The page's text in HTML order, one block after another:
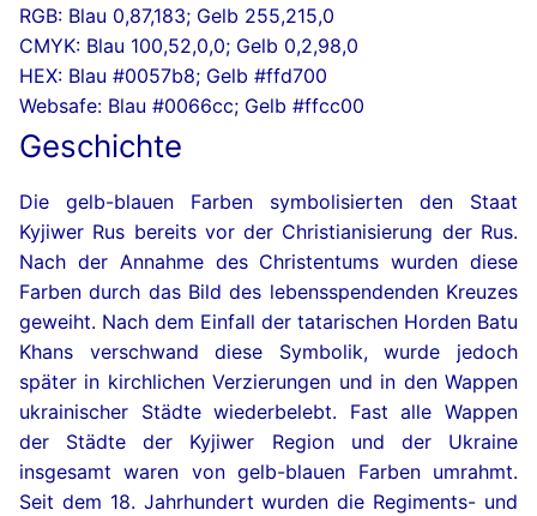
RGB: Blau 0,87,183; Gelb 255,215,0
CMYK: Blau 100,52,0,0; Gelb 0,2,98,0
HEX: Blau #0057b8; Gelb #ffd700
Websafe: Blau #0066cc; Gelb #ffcc00
Geschichte
Die gelb-blauen Farben symbolisierten den Staat
Kyjiwer Rus bereits vor der Christianisierung der Rus.
Nach der Annahme des Christentums wurden diese
Farben durch das Bild des lebensspendenden Kreuzes
geweiht. Nach dem Einfall der tatarischen Horden Batu
Khans verschwand diese Symbolik, wurde jedoch
später in kirchlichen Verzierungen und in den Wappen
ukrainischer Städte wiederbelebt. Fast alle Wappen
der Städte der Kyjiwer Region und der Ukraine
insgesamt waren von gelb-blauen Farben umrahmt.
Seit dem 18. Jahrhundert wurden die Regiments- und